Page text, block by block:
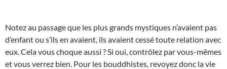
Notez au passage que les plus grands mystiques n’avaient pas
d’enfant ou s’ils en avaient, ils avaient cessé toute relation avec
eux. Cela vous choque aussi ? Si oui, contrôlez par vous-mêmes
et vous verrez bien. Pour les bouddhistes, revoyez donc la vie